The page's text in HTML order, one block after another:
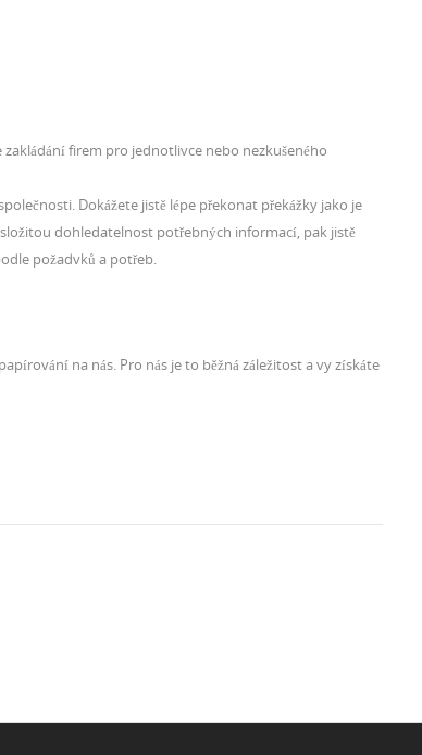
firem pro jednotlivce nebo nezkušeného
Dokážete jistě lépe překonat překážky jako je
dohledatelnost potřebných informací, pak jistě
požadvků a potřeb.
na nás. Pro nás je to běžná záležitost a vy získáte